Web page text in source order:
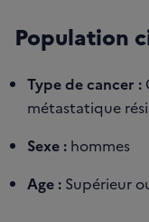
Population
Type de cancer :
métastatique
Sexe : hommes
Age : Supérieur